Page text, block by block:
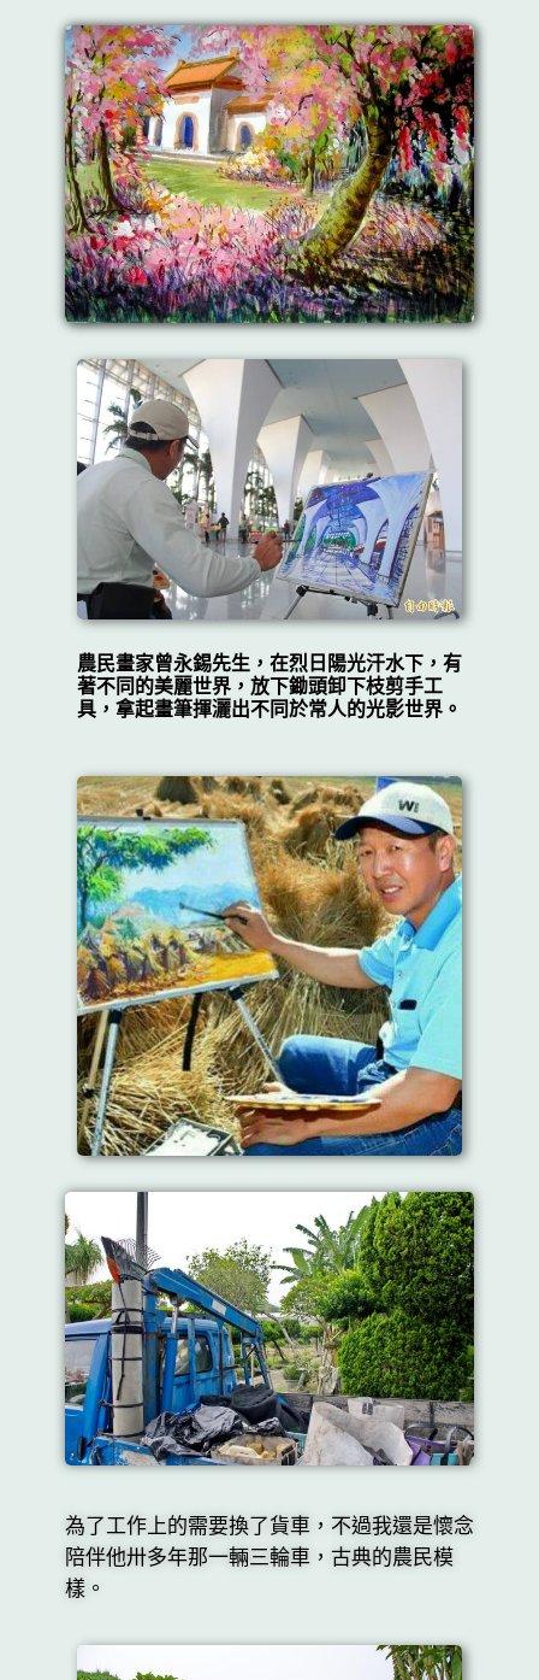
農民畫家曾永錫先生，在烈日陽光汗水下，有
著不同的美麗世界，放下鋤頭卸下枝剪手工
具，拿起畫筆揮灑出不同於常人的光影世界。
為了工作上的需要換了貨車，不過我還是懷念
陪伴他卅多年那一輛三輪車，古典的農民模
樣。